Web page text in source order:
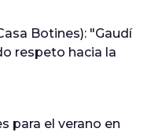
Botines): "Gaudí
respeto hacia la
para el verano en